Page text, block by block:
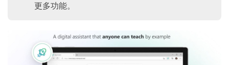
更多功能。